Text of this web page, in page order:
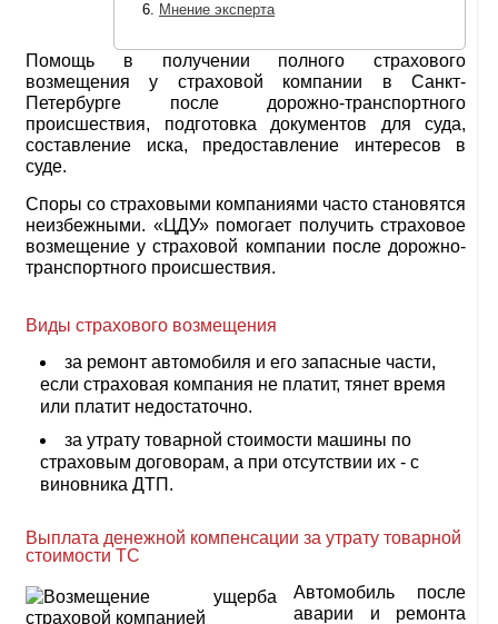
Мнение эксперта
Помощь в получении полного страхового
возмещения у страховой компании в Санкт-
Петербурге после дорожно-транспортного
происшествия, подготовка документов для суда,
составление иска, предоставление интересов в
суде.
Споры со страховыми компаниями часто становятся
неизбежными. «ЦДУ» помогает получить страховое
возмещение у страховой компании после дорожно-
транспортного происшествия.
Виды страхового возмещения
за ремонт автомобиля и его запасные части,
если страховая компания не платит, тянет время
или платит недостаточно.
за утрату товарной стоимости машины по
страховым договорам, а при отсутствии их - с
виновника ДТП.
Выплата денежной компенсации за утрату товарной
стоимости ТС
Автомобиль после
аварии и ремонта